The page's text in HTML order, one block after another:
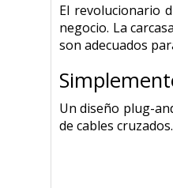
El revolucionario
negocio. La
son adecuados
Un diseño plug-
de cables cruzados.